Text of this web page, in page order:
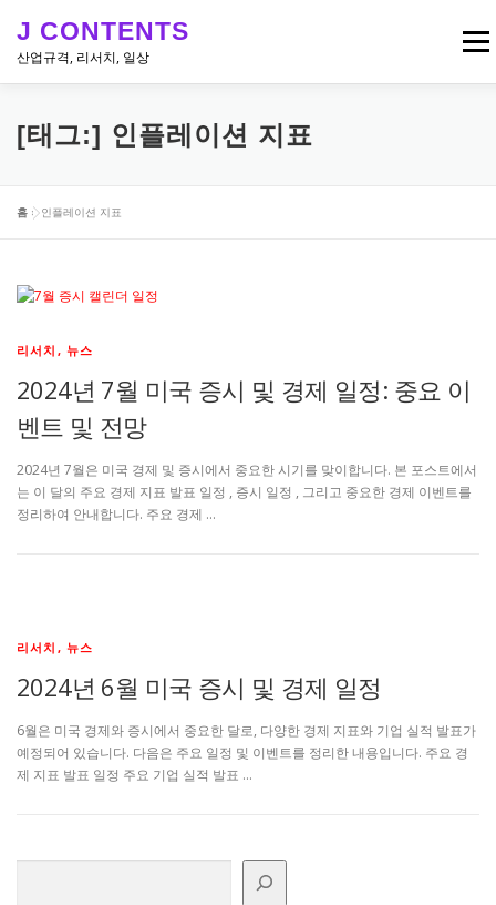
J CONTENTS
산업규격, 리서치, 일상
메뉴
리서치, 뉴스 산업 & 엔지니어링 규격
[태그:] 인플레이션 지표
홈 »인플레이션 지표
리서치, 뉴스
2024년 7월 미국 증시 및 경제 일정: 중요 이
벤트 및 전망
2024년 7월은 미국 경제 및 증시에서 중요한 시기를 맞이합니다. 본 포스트에서
는 이 달의 주요 경제 지표 발표 일정 , 증시 일정 , 그리고 중요한 경제 이벤트를
정리하여 안내합니다. 주요 경제 …
리서치, 뉴스
2024년 6월 미국 증시 및 경제 일정
6월은 미국 경제와 증시에서 중요한 달로, 다양한 경제 지표와 기업 실적 발표가
예정되어 있습니다. 다음은 주요 일정 및 이벤트를 정리한 내용입니다. 주요 경
제 지표 발표 일정 주요 기업 실적 발표 …